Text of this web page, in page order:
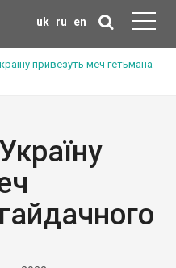
uk ru en
привезуть меч гетьмана